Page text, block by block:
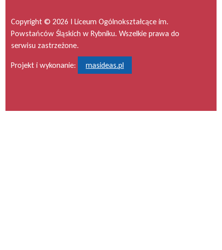
Copyright © 2026 I Liceum Ogólnokształcące im.
Powstańców Śląskich w Rybniku. Wszelkie prawa do
serwisu zastrzeżone.
Projekt i wykonanie: masideas.pl